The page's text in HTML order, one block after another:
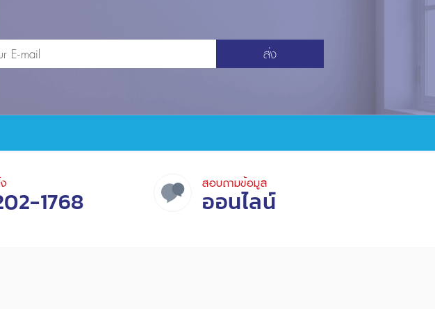
ส่ง
1768
สอบถามข้อมูล
ออนไลน์